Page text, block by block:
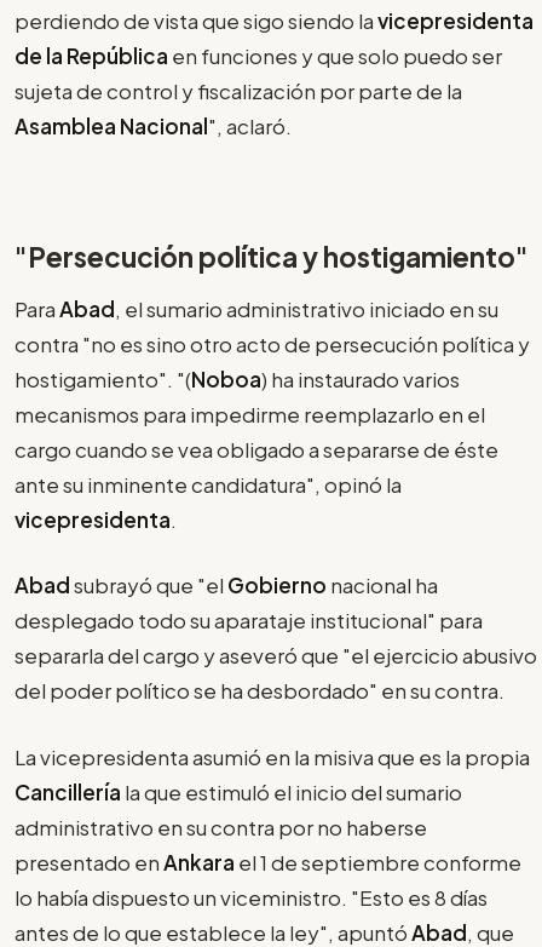
perdiendo de vista que sigo siendo lavicepresidenta
de la República en funciones y que solo puedo ser
sujeta de control y fiscalización por parte de la
Asamblea Nacional", aclaró.
"Persecución política y hostigamiento"
ParaAbad, el sumario administrativo iniciado en su
contra "no es sino otro acto de persecución política y
hostigamiento". "(Noboa) ha instaurado varios
mecanismos para impedirme reemplazarlo en el
cargo cuando se vea obligado a separarse de éste
ante su inminente candidatura", opinó la
vicepresidenta.
Abadsubrayó que "el Gobierno nacional ha
desplegado todo su aparataje institucional" para
separarla del cargo y aseveró que "el ejercicio abusivo
del poder político se ha desbordado" en su contra.
La vicepresidenta asumió en la misiva que es la propia
Cancillería la que estimuló el inicio del sumario
administrativo en su contra por no haberse
presentado enAnkara el 1 de septiembre conforme
lo había dispuesto un viceministro. "Esto es 8 días
antes de lo que establece la ley", apuntóAbad, que